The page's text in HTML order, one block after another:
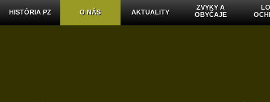
HISTÓRIA PZ O NÁS AKTUALITY
ZVYKY A
OBYČAJE